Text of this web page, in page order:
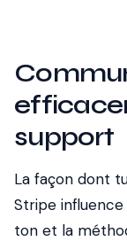
support
La façon dont
Stripe influence
ton et la